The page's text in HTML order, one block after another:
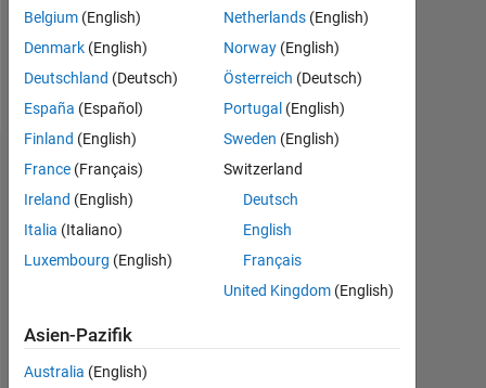
0
Follow
Dashboard
Statistik
MATLAB Answers
4
5
Belgium (English)
Denmark (English)
Deutschland (Deutsch)
España (Español)
Finland (English)
France (Français)
Ireland (English)
Italia (Italiano)
Luxembourg (English)
Netherlands (English)
Norway (English)
Österreich (Deutsch)
Portugal (English)
Sweden (English)
Switzerland
Deutsch
English
Français
United Kingdom (English)
Asien-Pazifik
Australia (English)